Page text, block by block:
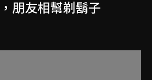
朋友相幫剃鬍子